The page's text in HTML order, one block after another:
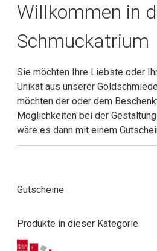
Willkommen in
Schmuckatrium
Sie möchten Ihre Liebste oder
Unikat aus unserer
möchten der oder dem
Möglichkeiten bei der
wäre es dann mit einem
Gutscheine
Produkte in dieser Kategorie